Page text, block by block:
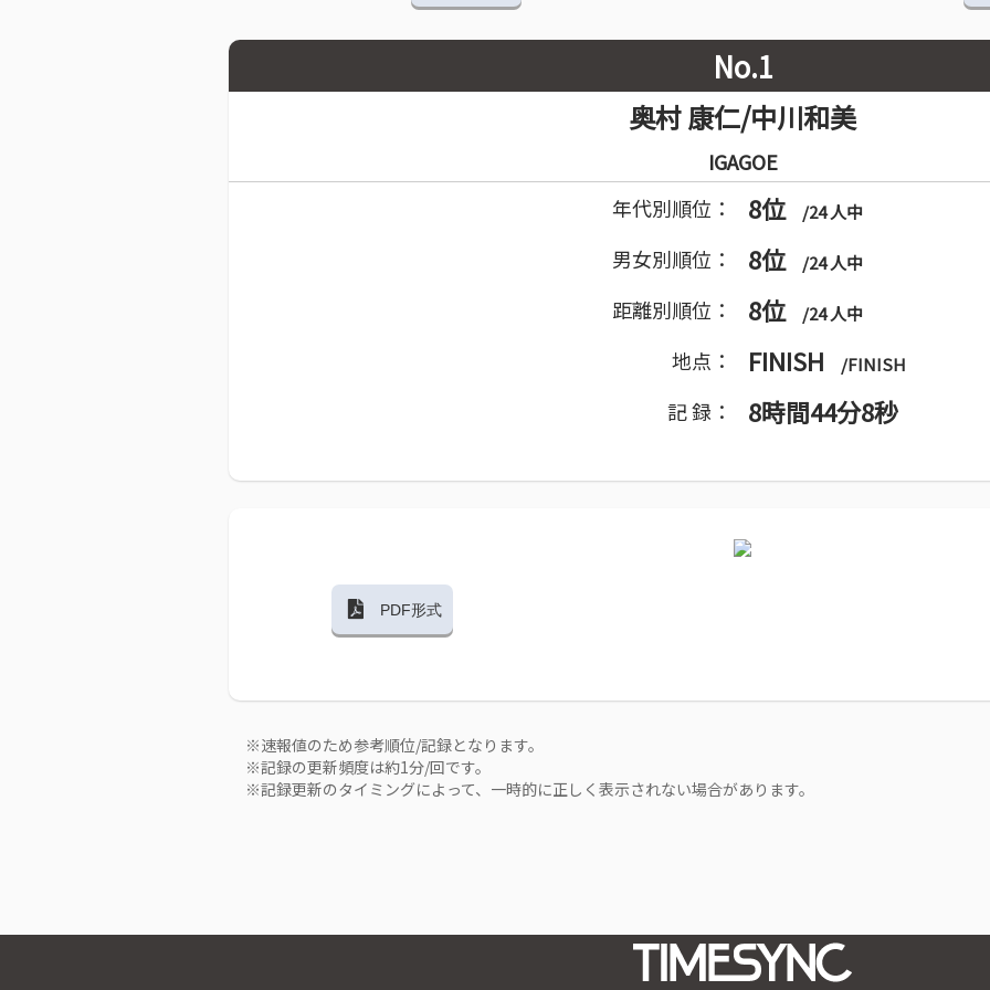
No.1
奥村 康仁/中川和美
IGAGOE
年代別順位：
8位 /24 人中
男女別順位： 8位 /24 人中
距離別順位： 8位 /24 人中
地点： FINISH /FINISH
記 録： 8時間44分8秒
PDF形式
※速報値のため参考順位/記録となります。
※記録の更新頻度は約1分/回です。
※記録更新のタイミングによって、一時的に正しく表示されない場合があります。